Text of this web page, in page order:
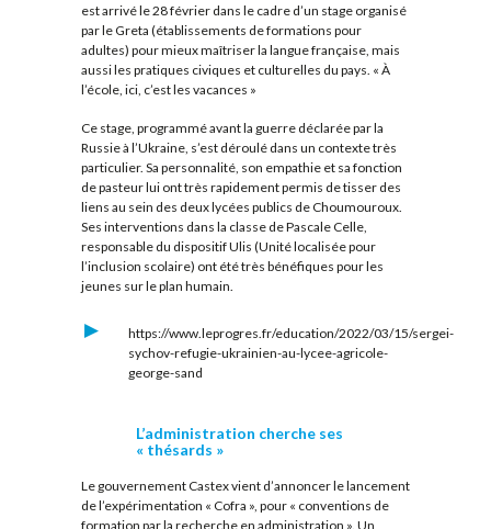
est arrivé le 28 février dans le cadre d’un stage organisé
par le Greta (établissements de formations pour
adultes) pour mieux maîtriser la langue française, mais
aussi les pratiques civiques et culturelles du pays. « À
l’école, ici, c’est les vacances »
Ce stage, programmé avant la guerre déclarée par la
Russie à l’Ukraine, s’est déroulé dans un contexte très
particulier. Sa personnalité, son empathie et sa fonction
de pasteur lui ont très rapidement permis de tisser des
liens au sein des deux lycées publics de Choumouroux.
Ses interventions dans la classe de Pascale Celle,
responsable du dispositif Ulis (Unité localisée pour
l’inclusion scolaire) ont été très bénéfiques pour les
jeunes sur le plan humain.
https://www.leprogres.fr/education/2022/03/15/sergei-
sychov-refugie-ukrainien-au-lycee-agricole-
george-sand
L’administration cherche ses
« thésards »
Le gouvernement Castex vient d’annoncer le lancement
de l’expérimentation « Cofra », pour « conventions de
formation par la recherche en administration ». Un